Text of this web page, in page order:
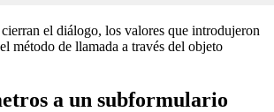
el diálogo, los valores que introdujeron
método de llamada a través del objeto
a un subformulario